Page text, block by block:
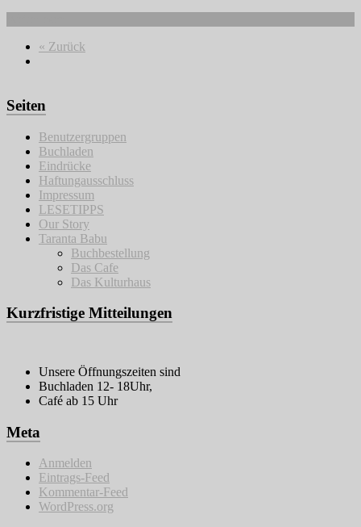
« Zurück
Seiten
Benutzergruppen
Buchladen
Eindrücke
Haftungausschluss
Impressum
LESETIPPS
Our Story
Taranta Babu
Buchbestellung
Das Cafe
Das Kulturhaus
Kurzfristige Mitteilungen
Unsere Öffnungszeiten sind
Buchladen 12- 18Uhr,
Café ab 15 Uhr
Meta
Anmelden
Eintrags-Feed
Kommentar-Feed
WordPress.org